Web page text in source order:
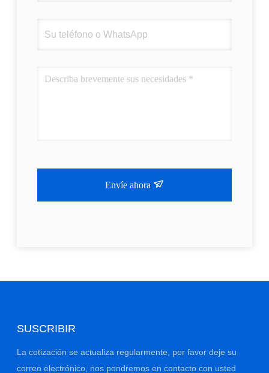
Envíe ahora
SUSCRIBIR
La cotización se actualiza regularmente, por favor deje su
correo electrónico, nos pondremos en contacto con usted